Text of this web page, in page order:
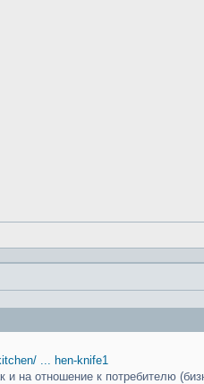
... hen-knife1
на отношение к потребителю